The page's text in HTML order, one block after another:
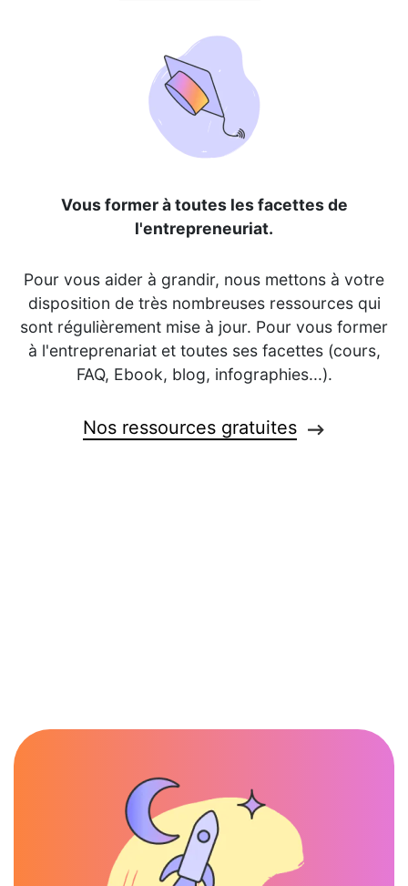
Vous former à toutes les facettes de
l'entrepreneuriat.
Pour vous aider à grandir, nous mettons à votre
disposition de très nombreuses ressources qui
sont régulièrement mise à jour. Pour vous former
à l'entreprenariat et toutes ses facettes (cours,
FAQ, Ebook, blog, infographies...).
Nos ressources gratuites